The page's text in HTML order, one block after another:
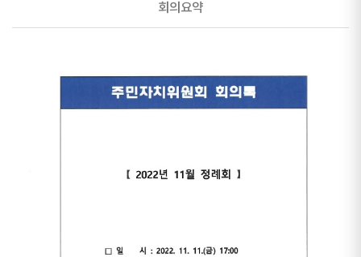
회의요약